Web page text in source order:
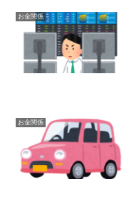
お金関係
お金関係